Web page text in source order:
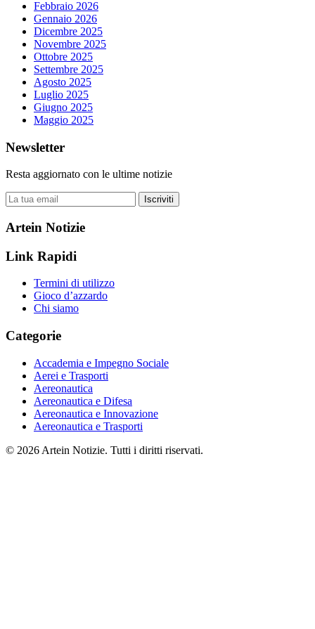
Febbraio 2026
Gennaio 2026
Dicembre 2025
Novembre 2025
Ottobre 2025
Settembre 2025
Agosto 2025
Luglio 2025
Giugno 2025
Maggio 2025
Newsletter
Resta aggiornato con le ultime notizie
Iscriviti
Artein Notizie
Link Rapidi
Termini di utilizzo
Gioco d’azzardo
Chi siamo
Categorie
Accademia e Impegno Sociale
Aerei e Trasporti
Aereonautica
Aereonautica e Difesa
Aereonautica e Innovazione
Aereonautica e Trasporti
© 2026 Artein Notizie. Tutti i diritti riservati.